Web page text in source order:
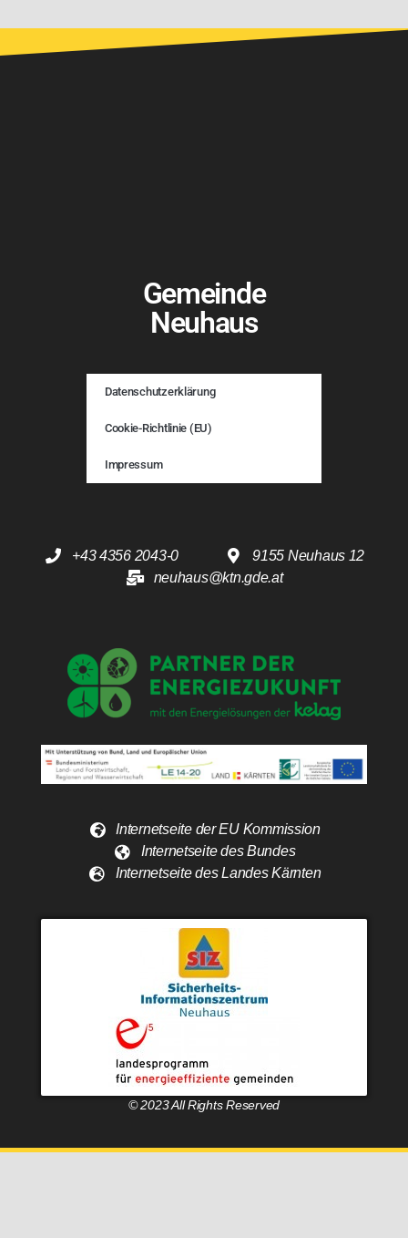
Gemeinde
Neuhaus
Datenschutzerklärung
Cookie-Richtlinie (EU)
Impressum
+43 4356 2043-0
9155 Neuhaus 12
neuhaus@ktn.gde.at
Internetseite der EU Kommission
Internetseite des Bundes
Internetseite des Landes Kärnten
© 2023 All Rights Reserved